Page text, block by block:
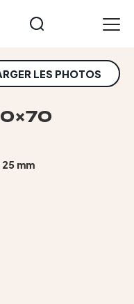
LES PHOTOS
mm